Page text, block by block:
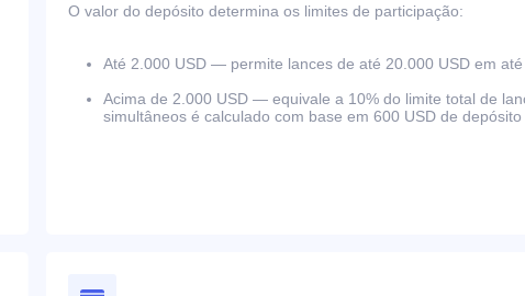
O valor do depósito determina os limites de participação:
Até 2.000 USD — permite lances de até 20.000 USD em
Acima de 2.000 USD — equivale a 10% do limite total de
simultâneos é calculado com base em 600 USD de depósito